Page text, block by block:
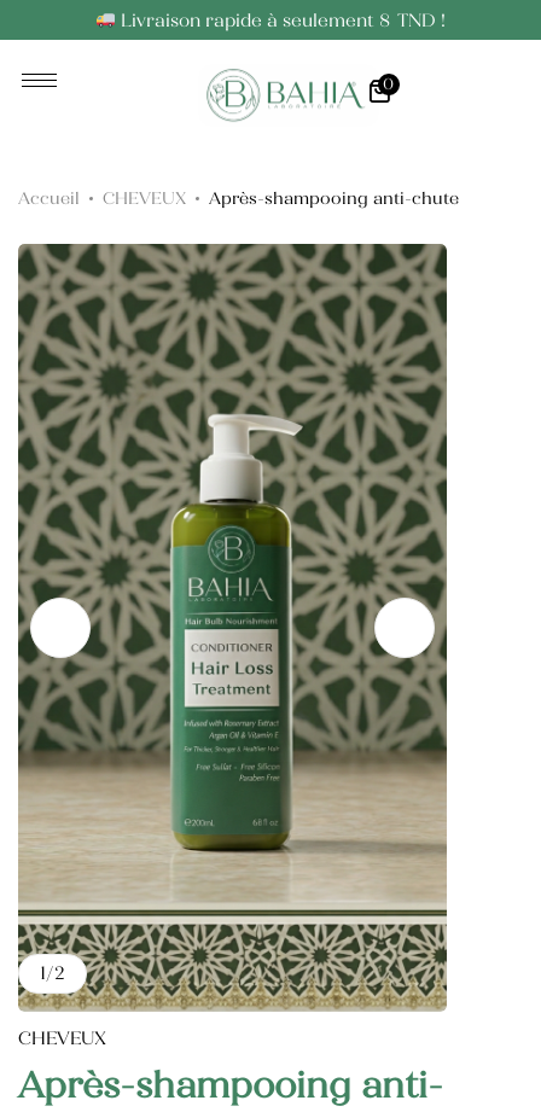
Livraison rapide à seulement 8 TND !
0
Accueil CHEVEUX Après-shampooing anti-chute
1/2
CHEVEUX
Après-shampooing anti-
Catégories de soins du visage
HV des pépins de figue de barbarie
Catégories de soins du Corps
Huile Végétale d’Argan
Huiles Essentielles